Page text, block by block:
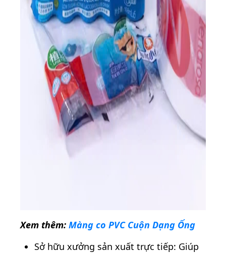
Xem thêm: Màng co PVC Cuộn Dạng Ống
Sở hữu xưởng sản xuất trực tiếp: Giúp